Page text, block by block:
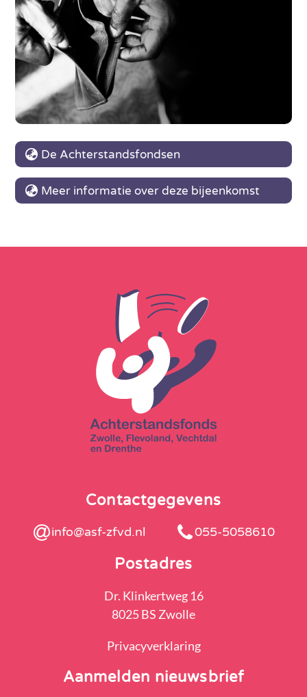
De Achterstandsfondsen
Meer informatie over deze bijeenkomst
Contactgegevens
info@asf-zfvd.nl 055-5058610
Postadres
Dr. Klinkertweg 16
8025 BS Zwolle
Privacyverklaring
Aanmelden nieuwsbrief